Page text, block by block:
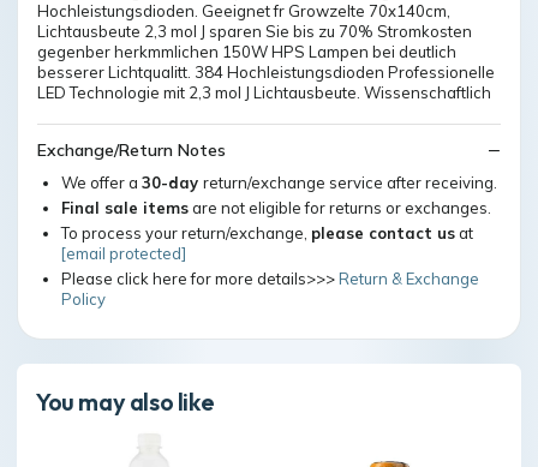
Hochleistungsdioden. Geeignet fr Growzelte 70x140cm,
Lichtausbeute 2,3 mol J sparen Sie bis zu 70% Stromkosten
gegenber herkmmlichen 150W HPS Lampen bei deutlich
besserer Lichtqualitt. 384 Hochleistungsdioden Professionelle
LED Technologie mit 2,3 mol J Lichtausbeute. Wissenschaftlich
Exchange/Return Notes
We offer a 30-day return/exchange service after receiving.
Final sale itemsare not eligible for returns or exchanges.
To process your return/exchange, please contact usat
[email protected]
Please click here for more details>>>Return & Exchange
Policy
You may also like